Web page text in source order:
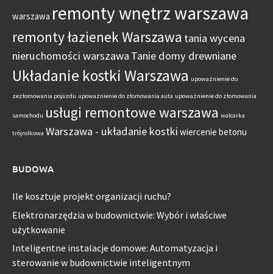
warszawa remonty wnętrz warszawa
remonty łazienek Warszawa tania wycena
nieruchomości warszawa Tanie domy drewniane
Układanie kostki Warszawa upoważnienie do
zezłomowania pojazdu upoważnienie do złomowania auta upoważnienie do złomowania
samochodu usługi remontowe warszawa walcarka
trójrolkowa Warszawa - układanie kostki wiercenie betonu
BUDOWA
Ile kosztuje projekt organizacji ruchu?
Elektronarzędzia w budownictwie: Wybór i właściwe
użytkowanie
Inteligentne instalacje domowe: Automatyzacja i
sterowanie w budownictwie inteligentnym